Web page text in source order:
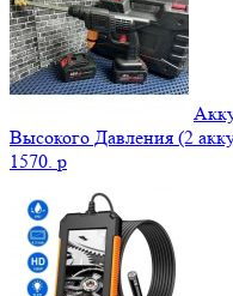
Высокого Давления (2
1570. p